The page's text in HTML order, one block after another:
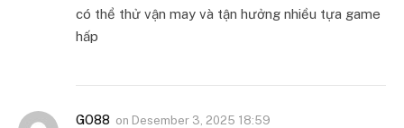
có thể thử vận may và tận hưởng nhiều tựa game
hấp
GO88 on Desember 3, 2025 18:59